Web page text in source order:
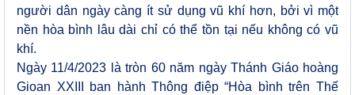
người dân ngày càng ít sử dụng vũ khí hơn, bởi vì một
nền hòa bình lâu dài chỉ có thể tồn tại nếu không có vũ
khí.
Ngày 11/4/2023 là tròn 60 năm ngày Thánh Giáo hoàng
Gioan XXIII ban hành Thông điệp “Hòa bình trên Thế